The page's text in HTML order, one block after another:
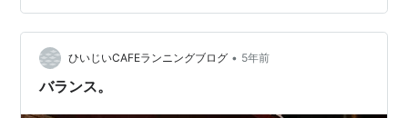
ひいじいCAFEランニングブログ • 5年前
バランス。